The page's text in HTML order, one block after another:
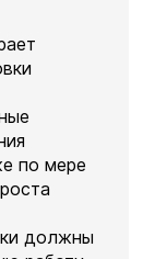
по мере
должны